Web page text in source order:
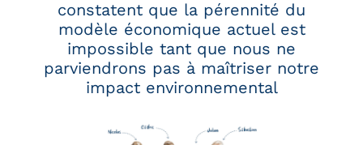
constatent que la pérennité du
modèle économique actuel est
impossible tant que nous ne
parviendrons pas à maîtriser notre
impact environnemental